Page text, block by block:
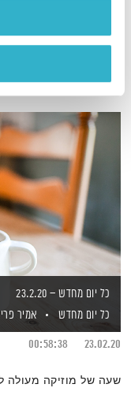
כל יום מחדש – 23.2.20
כל יום מחדש
אמיר פרי
23.02.20
00:58:38
שעה של מוזיקה מעולה